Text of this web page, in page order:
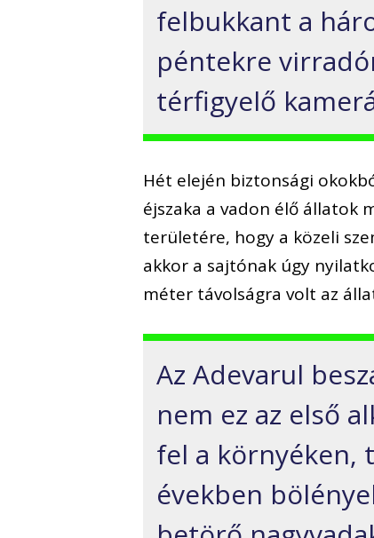
felbukkant a
péntekre
térfigyelő
Hét elején biztonsági
éjszaka a vadon élő állatok
területére, hogy a közeli
akkor a sajtónak úgy
méter távolságra volt az
Az Adevarul
nem ez az első
fel a környéken,
években